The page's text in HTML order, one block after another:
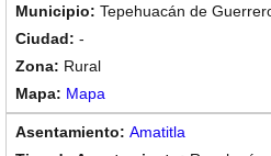
Tepehuacán de
-
Rural
Mapa
Amatitla